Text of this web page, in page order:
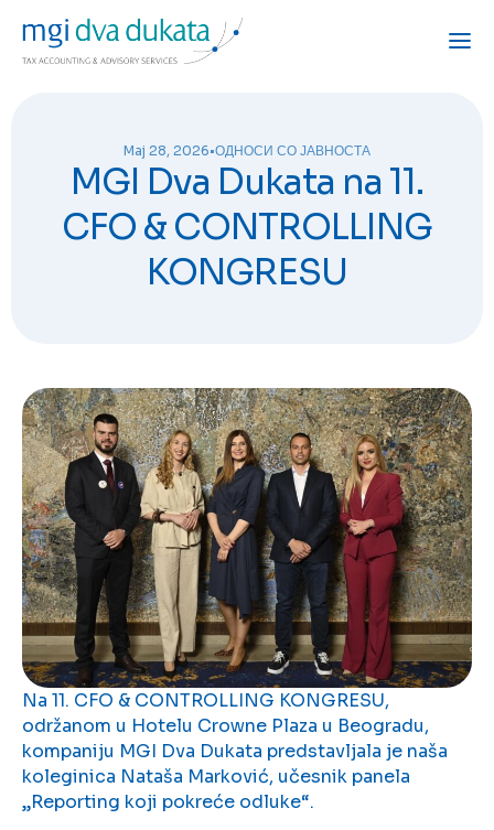
Maj 28, 2026•ОДНОСИ СО ЈАВНОСТА
MGI Dva Dukata na 11.
CFO & CONTROLLING
KONGRESU
Na 11. CFO & CONTROLLING KONGRESU,
održanom u Hotelu Crowne Plaza u Beogradu,
kompaniju MGI Dva Dukata predstavljala je naša
koleginica Nataša Marković, učesnik panela
„Reporting koji pokreće odluke“.